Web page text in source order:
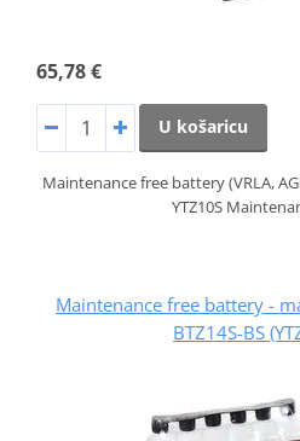
65,78 €
U košaricu
Maintenance free battery (VRLA,
YTZ10S
Maintenance free battery -
BTZ14S-BS